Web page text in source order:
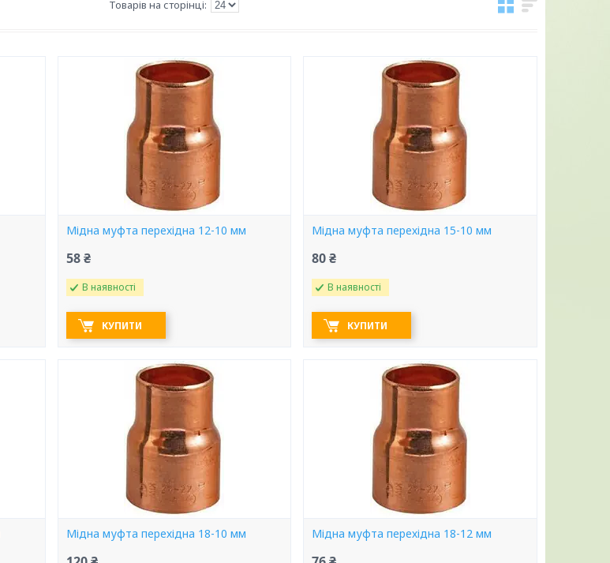
Мідна муфта перехідна 12-10 мм
58 ₴
В наявності
КУПИТИ
Мідна муфта перехідна 15-10 мм
80 ₴
В наявності
КУПИТИ
Мідна муфта перехідна 18-10 мм Мідна муфта перехідна 18-12 мм